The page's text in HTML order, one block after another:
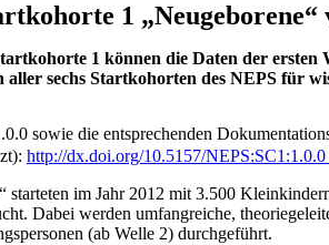
1
1 können die Daten der
sechs Startkohorten des NEPS für
sowie die entsprechenden
http://dx.doi.org/10.5157/NEPS:SC1:1.0.0
starteten im Jahr 2012 mit 3.500
Dabei werden umfangreiche,
(ab Welle 2) durchgeführt.